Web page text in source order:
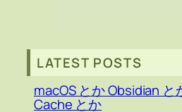
LATEST POSTS
macOS とか Obsidian と
Cache とか